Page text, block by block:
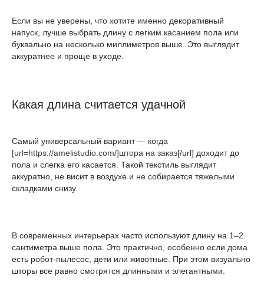
Если вы не уверены, что хотите именно декоративный
напуск, лучше выбрать длину с легким касанием пола или
буквально на несколько миллиметров выше. Это выглядит
аккуратнее и проще в уходе.
Какая длина считается удачной
Самый универсальный вариант — когда
[url=https://amelistudio.com/]штора на заказ[/url] доходит до
пола и слегка его касается. Такой текстиль выглядит
аккуратно, не висит в воздухе и не собирается тяжелыми
складками снизу.
В современных интерьерах часто используют длину на 1–2
сантиметра выше пола. Это практично, особенно если дома
есть робот-пылесос, дети или животные. При этом визуально
шторы все равно смотрятся длинными и элегантными.